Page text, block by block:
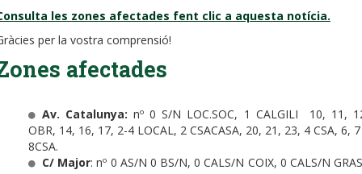
les zones afectades fent clic a aquesta notícia.
per la vostra comprensió!
afectades
Av. Catalunya: nº 0 S/N LOC.SOC, 1 CALGILI 10, 11,
OBR, 14, 16, 17, 2-4 LOCAL, 2 CSACASA, 20, 21, 23, 4 CSA, 6,
8CSA.
C/ Major: nº 0 AS/N 0 BS/N, 0 CALS/N COIX, 0 CALS/N